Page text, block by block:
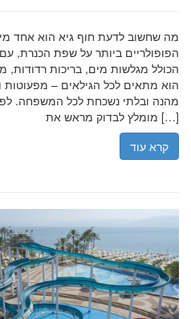
מה שחשוב לדעת חוף גיא הוא אחד
הפופולריים ביותר על שפת הכנרת, עם
הכולל מגלשות מים, בריכות רדודות,
הוא מתאים לכל הגילאים – מפעוטות
מהנה ובלתי נשכחת לכל המשפחה.
מומלץ לבדוק מראש את […]
קרא עוד